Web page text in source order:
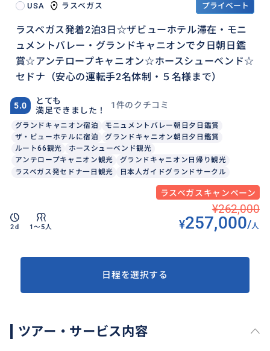
USA ラスベガス プライベート
ラスベガス発着2泊3日☆ザビューホテル滞在・モニ
ュメントバレー・グランドキャニオンで夕日朝日鑑
賞☆アンテロープキャニオン☆ホースシューベンド☆
セドナ（安心の運転手2名体制・５名様まで）
5.0
とても
満足できました！
1件のクチコミ
グランドキャニオン宿泊
モニュメントバレー朝日夕日鑑賞
ザ・ビューホテルに宿泊
グランドキャニオン朝日夕日鑑賞
ルート66観光
ホースシューベンド観光
アンテロープキャニオン観光
グランドキャニオン日帰り観光
ラスベガス発セドナ一日観光
日本人ガイドグランドサークル
ラスベガスキャンペーン
2d 1〜5人
¥262,000
¥257,000/人
日程を選択する
ツアー・サービス内容